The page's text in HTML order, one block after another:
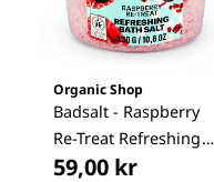
Organic Shop
Badsalt - Raspberry
Re-Treat Refreshing
300g
59,00 kr